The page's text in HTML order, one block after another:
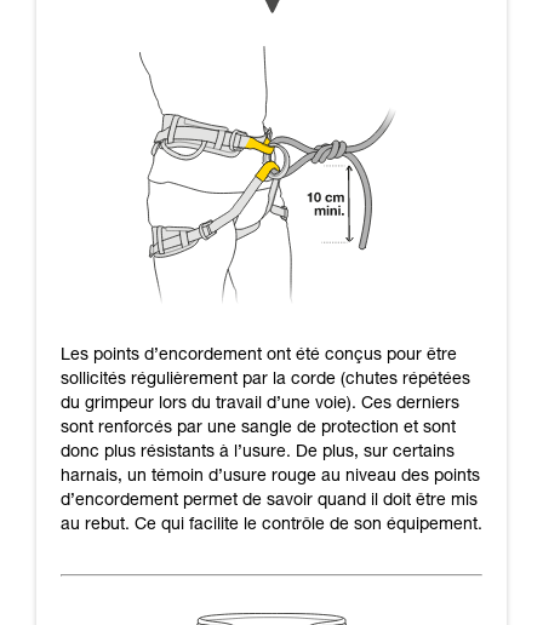
Les points d’encordement ont été conçus pour être
sollicités régulièrement par la corde (chutes répétées
du grimpeur lors du travail d’une voie). Ces derniers
sont renforcés par une sangle de protection et sont
donc plus résistants à l’usure. De plus, sur certains
harnais, un témoin d’usure rouge au niveau des points
d’encordement permet de savoir quand il doit être mis
au rebut. Ce qui facilite le contrôle de son équipement.